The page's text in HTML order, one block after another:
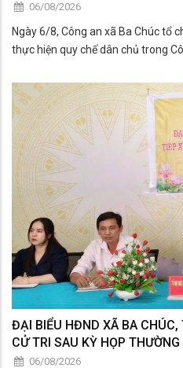
06/08/2026
Ngày 6/8, Công an xã Ba Chúc tổ
thực hiện quy chế dân chủ trong
ĐẠI BIỂU HĐND XÃ BA CHÚC,
CỬ TRI SAU KỲ HỌP
06/08/2026